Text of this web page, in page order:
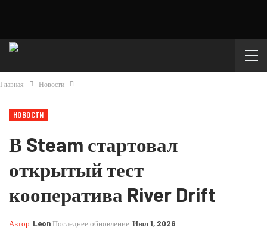
Главная Новости
НОВОСТИ
В Steam стартовал
открытый тест
кооператива River Drift
Автор LeonПоследнее обновление Июл 1, 2026